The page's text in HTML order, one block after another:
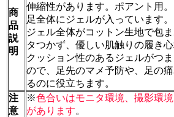
商
品
説
明
伸縮性があります。ポアント用。
足全体にジェルが入っています。
ジェル全体がコットン生地で包
タつかず、優しい肌触りの履き心
クッション性のあるジェルがつ
ので、足先のマメ予防や、足の
るのに役立ちます。
注
意
※色合いはモニタ環境、撮影環
があります。